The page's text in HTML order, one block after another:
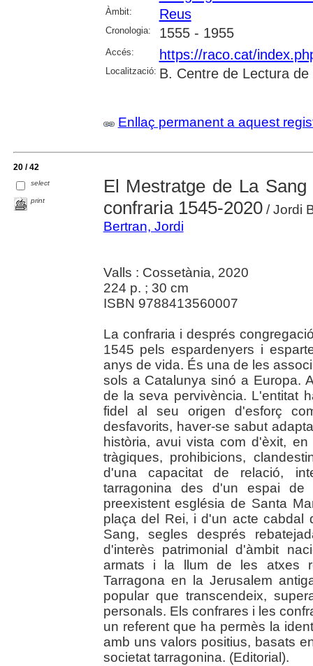
Àmbit: Reus
Cronologia: 1555 - 1955
Accés: https://raco.cat/
Localització: B. Centre de Lectura de
Enllaç permanent a aquest
20 / 42
select
print
El Mestratge de La
confraria 1545-2020/ Jordi
Bertran, Jordi
Valls : Cossetània, 2020
224 p. ; 30 cm
ISBN 9788413560007
La confraria i després
1545 pels espardenyers i
anys de vida. És una de les
sols a Catalunya sinó a Europa.
de la seva pervivència. L'entitat
fidel al seu origen d'esforç
desfavorits, haver-se sabut
història, avui vista com d'èxit,
tràgiques, prohibicions,
d'una capacitat de relació,
tarragonina des d'un espai de
preexistent església de Santa
plaça del Rei, i d'un acte cabdal
Sang, segles després
d'interès patrimonial d'àmbit
armats i la llum de les atxes
Tarragona en la Jerusalem
popular que transcendeix,
personals. Els confrares i les
un referent que ha permès la
amb uns valors positius, basats
societat tarragonina. (Editorial).